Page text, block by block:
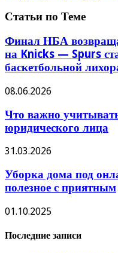
Статьи по Теме
Финал НБА
на Knicks — Spurs
баскетбольной
08.06.2026
Что важно
юридического лица
31.03.2026
Уборка дома под
полезное с приятным
01.10.2025
Последние записи